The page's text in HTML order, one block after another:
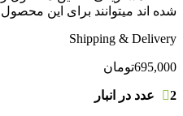
شده اند میتوانند برای این
Shipping & Delivery
695,000تومان
2 عدد در انبار